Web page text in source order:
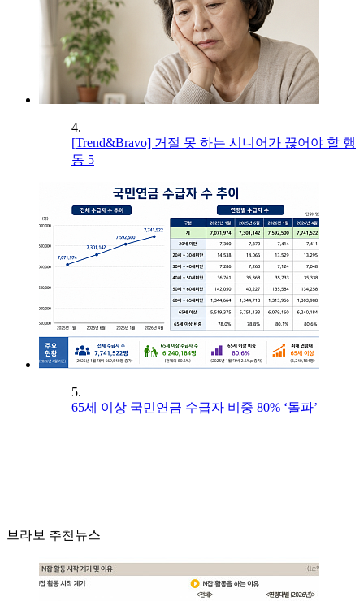
4.
[Trend&Bravo] 거절 못 하는 시니어가 끊어야 할 행
동 5
5.
65세 이상 국민연금 수급자 비중 80% ‘돌파’
브라보 추천뉴스